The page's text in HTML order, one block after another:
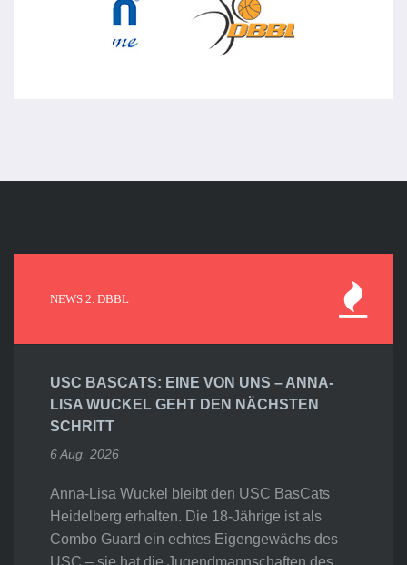
NEWS 2. DBBL
USC BASCATS: EINE VON UNS – ANNA-
LISA WUCKEL GEHT DEN NÄCHSTEN
SCHRITT
6 Aug. 2026
Anna-Lisa Wuckel bleibt den USC BasCats
Heidelberg erhalten. Die 18-Jährige ist als
Combo Guard ein echtes Eigengewächs des
USC – sie hat die Jugendmannschaften des